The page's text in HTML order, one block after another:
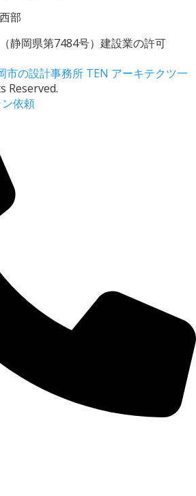
部
静岡県第7484号）建設業の許可
市の設計事務所 TEN アーキテクツ一
Reserved.
依頼